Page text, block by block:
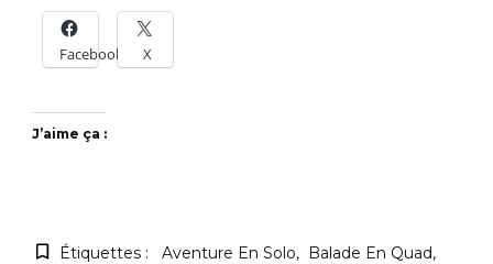
Facebook X
J’aime ça :
Étiquettes : Aventure En Solo
Balade En Quad